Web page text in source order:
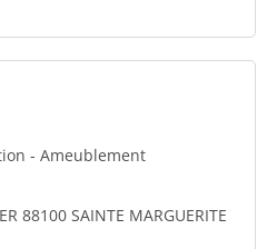
- Ameublement
88100 SAINTE MARGUERITE